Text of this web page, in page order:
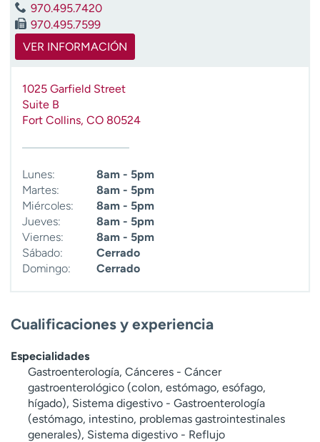
970.495.7420
970.495.7599
VER INFORMACIÓN
1025 Garfield Street
Suite B
Fort Collins, CO 80524
Lunes:
8am - 5pm
Martes:
8am - 5pm
Miércoles:
8am - 5pm
Jueves:
8am - 5pm
Viernes:
8am - 5pm
Sábado:
Cerrado
Domingo:
Cerrado
Cualificaciones y experiencia
Especialidades
Gastroenterología, Cánceres - Cáncer
gastroenterológico (colon, estómago, esófago,
hígado), Sistema digestivo - Gastroenterología
(estómago, intestino, problemas gastrointestinales
generales), Sistema digestivo - Reflujo